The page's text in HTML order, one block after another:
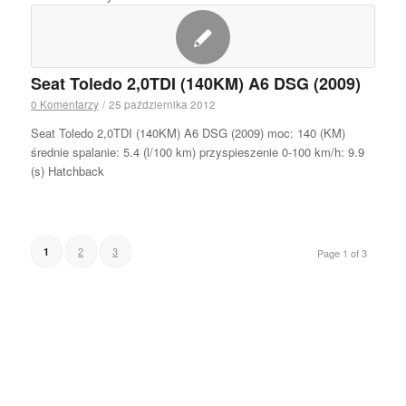
Seat Toledo 2,0TDI (140KM) A6 DSG (2009)
0 Komentarzy / 25 października 2012
Seat Toledo 2,0TDI (140KM) A6 DSG (2009) moc: 140 (KM)
średnie spalanie: 5.4 (l/100 km) przyspieszenie 0-100 km/h: 9.9
(s) Hatchback
Page 1 of 3
1 2 3